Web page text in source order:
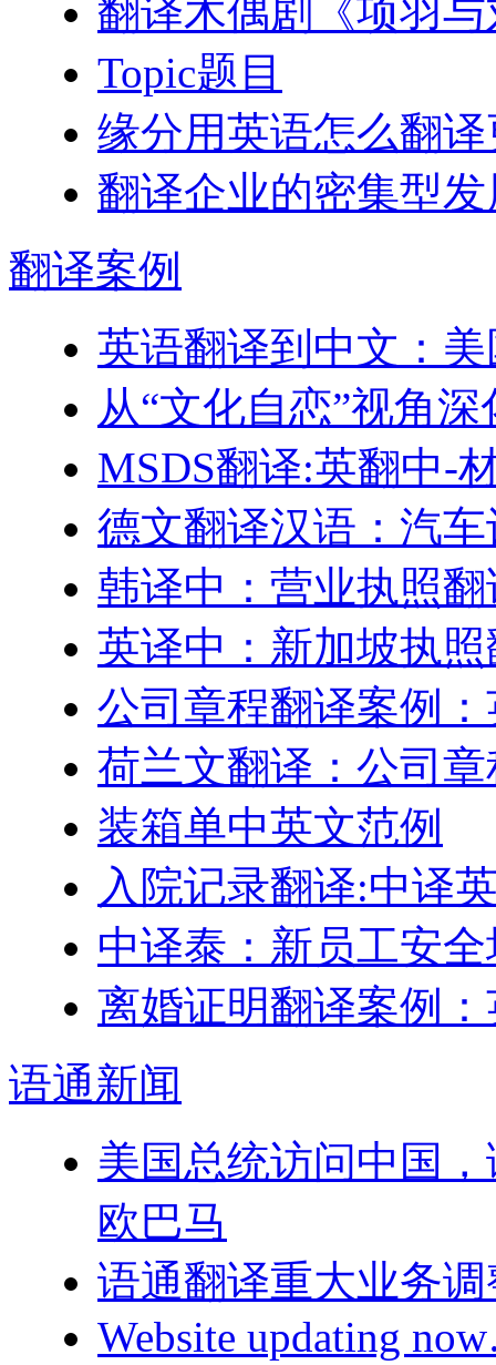
翻译木偶剧《项羽
Topic题目
缘分用英语怎么翻
翻译企业的密集型
翻译案例
英语翻译到中文：
从“文化自恋”视角
MSDS翻译:英翻中-
德文翻译汉语：汽
韩译中：营业执照翻
英译中：新加坡执
公司章程翻译案例
荷兰文翻译：公司
装箱单中英文范例
入院记录翻译:中译
中译泰：新员工安
离婚证明翻译案例
语通新闻
美国总统访问中国
欧巴马
语通翻译重大业务调
Website updating